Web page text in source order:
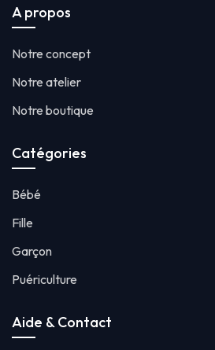
A propos
Notre concept
Notre atelier
Notre boutique
Catégories
Bébé
Fille
Garçon
Puériculture
Aide & Contact